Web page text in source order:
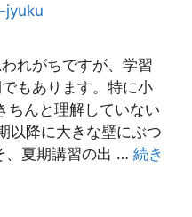
jyuku
れがちですが、学習
もあります。特に小
ちんと理解していない
以降に大きな壁にぶつ
、夏期講習の出 … 続き